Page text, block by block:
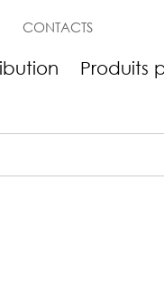
CONTACTS
Produits